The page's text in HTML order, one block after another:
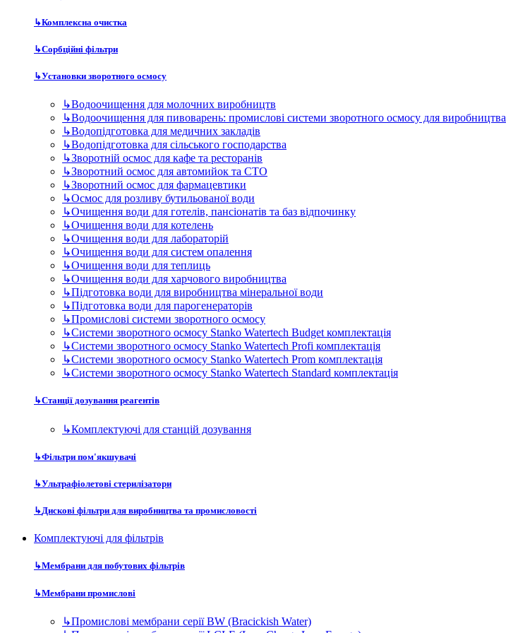
↳Комплексна очистка
↳Сорбційні фільтри
↳Установки зворотного осмосу
↳Водоочищення для молочних виробництв
↳Водоочищення для пивоварень: промислові системи зворотного осмосу для виробництва
↳Водопідготовка для медичних закладів
↳Водопідготовка для сільського господарства
↳Зворотній осмос для кафе та ресторанів
↳Зворотний осмос для автомийок та СТО
↳Зворотний осмос для фармацевтики
↳Осмос для розливу бутильованої води
↳Очищення води для готелів, пансіонатів та баз відпочинку
↳Очищення води для котелень
↳Очищення води для лабораторій
↳Очищення води для систем опалення
↳Очищення води для теплиць
↳Очищення води для харчового виробництва
↳Підготовка води для виробництва мінеральної води
↳Підготовка води для парогенераторів
↳Промислові системи зворотного осмосу
↳Системи зворотного осмосу Stanko Watertech Budget комплектація
↳Системи зворотного осмосу Stanko Watertech Profi комплектація
↳Системи зворотного осмосу Stanko Watertech Prom комплектація
↳Системи зворотного осмосу Stanko Watertech Standard комплектація
↳Станції дозування реагентів
↳Комплектуючі для станцій дозування
↳Фільтри пом'якшувачі
↳Ультрафіолетові стерилізатори
↳Дискові фільтри для виробництва та промисловості
Комплектуючі для фільтрів
↳Мембрани для побутових фільтрів
↳Мембрани промислові
↳Промислові мембрани серії BW (Bracickish Water)